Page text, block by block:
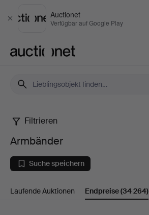
Schließen
Auctionet
Verfügbar auf Google Play
Armbänder
Filtrieren
Armbänder
Suche speichern
Laufende Auktionen Endpreise(34 264)